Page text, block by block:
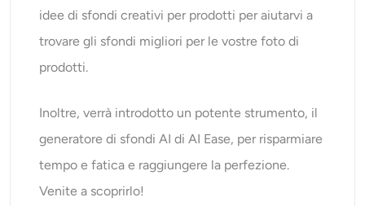
Strumenti video
Effetti video
Potenziatore video
idee di sfondi creativi per prodotti per aiutarvi a
trovare gli sfondi migliori per le vostre foto di
prodotti.
Inoltre, verrà introdotto un potente strumento, il
generatore di sfondi AI di AI Ease, per risparmiare
tempo e fatica e raggiungere la perfezione.
Venite a scoprirlo!